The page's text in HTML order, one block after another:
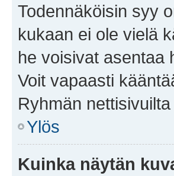
Todennäköisin syy
kukaan ei ole vielä
he voisivat asentaa
Voit vapaasti
Ryhmän
Ylös
Kuinka näytän